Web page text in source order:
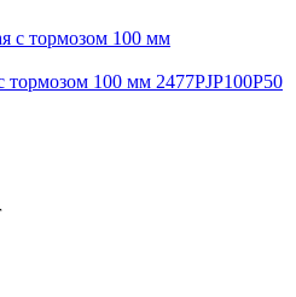
тормозом 100 мм 2477PJP100P50